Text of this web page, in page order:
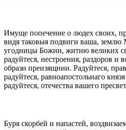
Имуще попечение о людех своих,
видя таковыя подвиги ваша, землю
угодницы Божии, житию великих
радуйтеся, нестроения, раздоров и
образи преизящнии. Радуйтеся,
радуйтеся, равноапостольнаго
радуйтеся, отечества вашего
Буря скорбей и напастей,